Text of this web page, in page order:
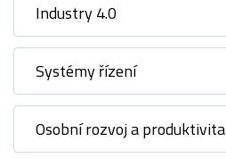
Industry 4.0
Systémy řízení
Osobní rozvoj a produktivita